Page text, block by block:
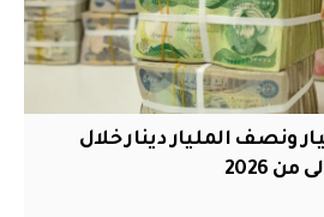
ونصف المليار دينار خلال
2026